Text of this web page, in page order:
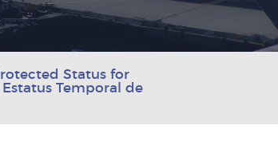
Status for
Temporal de